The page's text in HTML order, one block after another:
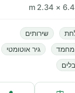
6.4 × 2.34 m
שירותים
מחמד
גיר אוטומטי